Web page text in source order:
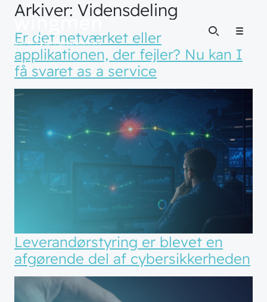
Menu
Arkiver: Vidensdeling
Er det netværket eller
applikationen, der fejler? Nu kan I
få svaret as a service
Leverandørstyring er blevet en
afgørende del af cybersikkerheden